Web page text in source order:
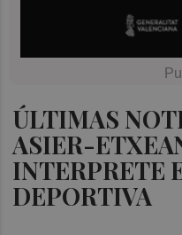
ÚLTIMAS
ASIER-
INTERPRETE
DEPORTIVA